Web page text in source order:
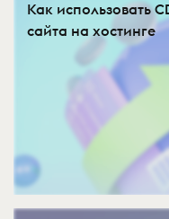
Как использовать
сайта на хостинге